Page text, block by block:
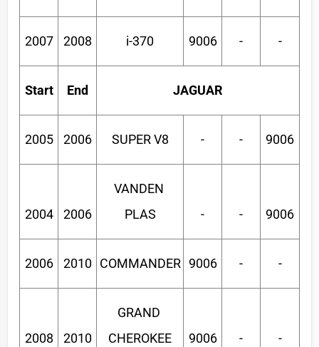
2007 2008 i-370 9006 - -
Start End JAGUAR
2005 2006 SUPER V8 - - 9006
2004 2006
VANDEN
PLAS
- - 9006
2006 2010 COMMANDER 9006 - -
2008 2010
GRAND
CHEROKEE
9006 - -